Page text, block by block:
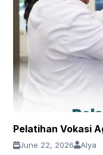
Pelatihan Vokasi
June 22, 2026 Alya